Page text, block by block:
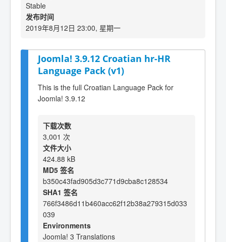
Stable
发布时间
2019年8月12日 23:00, 星期一
Joomla! 3.9.12 Croatian hr-HR
Language Pack (v1)
This is the full Croatian Language Pack for
Joomla! 3.9.12
下载次数
3,001 次
文件大小
424.88 kB
MD5 签名
b350c43fad905d3c771d9cba8c128534
SHA1 签名
766f3486d11b460acc62f12b38a279315d033
039
Environments
Joomla! 3 Translations